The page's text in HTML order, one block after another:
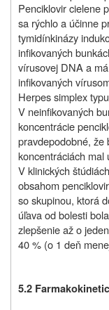
Penciklovir cielene
sa rýchlo a účinne
tymidínkinázy
infikovaných
vírusovej DNA a
infikovaných
Herpes simplex
V neinfikovaných
koncentrácie
pravdepodobné, že
koncentráciách mal
V klinických
obsahom
so skupinou, ktorá
úľava od bolesti
zlepšenie až o
40 % (o 1 deň
5.2